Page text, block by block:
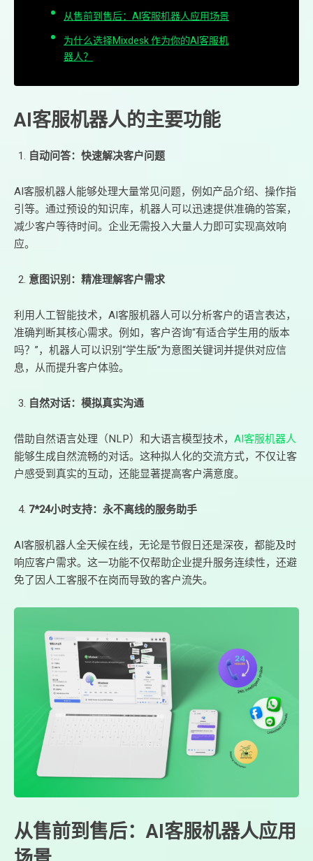
从售前到售后：AI客服机器人应用场景
为什么选择Mixdesk 作为你的AI客服机
器人？
AI客服机器人的主要功能
自动问答：快速解决客户问题
AI客服机器人能够处理大量常见问题，例如产品介绍、操作指
引等。通过预设的知识库，机器人可以迅速提供准确的答案，
减少客户等待时间。企业无需投入大量人力即可实现高效响
应。
意图识别：精准理解客户需求
利用人工智能技术，AI客服机器人可以分析客户的语言表达，
准确判断其核心需求。例如，客户咨询“有适合学生用的版本
吗？”，机器人可以识别“学生版”为意图关键词并提供对应信
息，从而提升客户体验。
自然对话：模拟真实沟通
借助自然语言处理（NLP）和大语言模型技术， AI客服机器人
能够生成自然流畅的对话。这种拟人化的交流方式，不仅让客
户感受到真实的互动，还能显著提高客户满意度。
7*24小时支持：永不离线的服务助手
AI客服机器人全天候在线，无论是节假日还是深夜，都能及时
响应客户需求。这一功能不仅帮助企业提升服务连续性，还避
免了因人工客服不在岗而导致的客户流失。
从售前到售后：AI客服机器人应用